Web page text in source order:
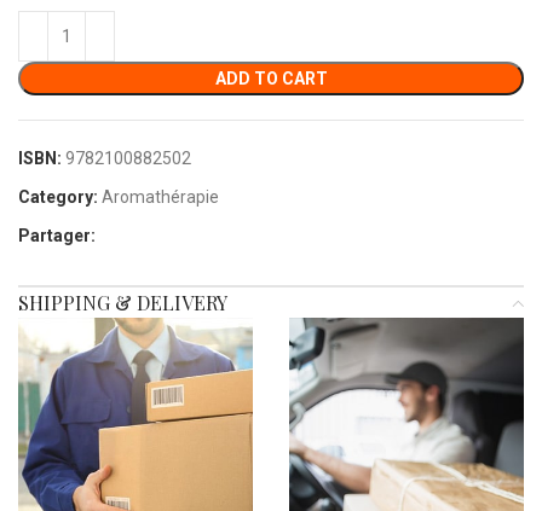
ADD TO CART
ISBN: 9782100882502
Category: Aromathérapie
Partager:
SHIPPING & DELIVERY